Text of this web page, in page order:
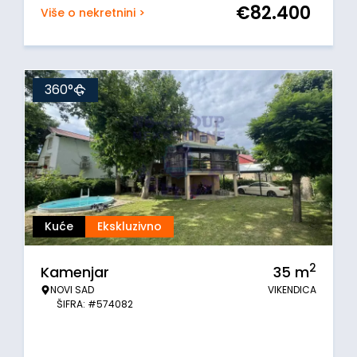
Više o nekretnini > €82.400
Kuće Ekskluzivno
360°
Kamenjar
NOVI SAD
ŠIFRA: #574082
35 m2
VIKENDICA